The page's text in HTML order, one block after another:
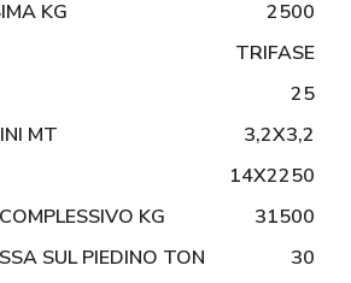
KG
2500
TRIFASE
25
MT
3,2X3,2
14X2250
KG
31500
SUL PIEDINO TON
30